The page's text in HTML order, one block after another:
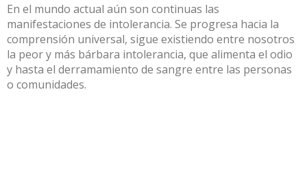
En el mundo actual aún son continuas las
manifestaciones de intolerancia. Se progresa hacia la
comprensión universal, sigue existiendo entre nosotros
la peor y más bárbara intolerancia, que alimenta el odio
y hasta el derramamiento de sangre entre las personas
o comunidades.